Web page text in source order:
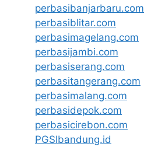
perbasibanjarbaru.com
perbasiblitar.com
perbasimagelang.com
perbasijambi.com
perbasiserang.com
perbasitangerang.com
perbasimalang.com
perbasidepok.com
perbasicirebon.com
PGSIbandung.id